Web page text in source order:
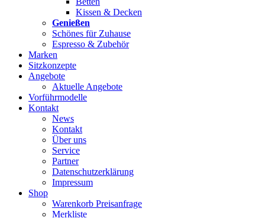
Kissen & Decken
Genießen
Schönes für Zuhause
Espresso & Zubehör
Marken
Sitzkonzepte
Angebote
Aktuelle Angebote
Vorführmodelle
Kontakt
News
Kontakt
Über uns
Service
Partner
Datenschutzerklärung
Impressum
Shop
Warenkorb Preisanfrage
Merkliste